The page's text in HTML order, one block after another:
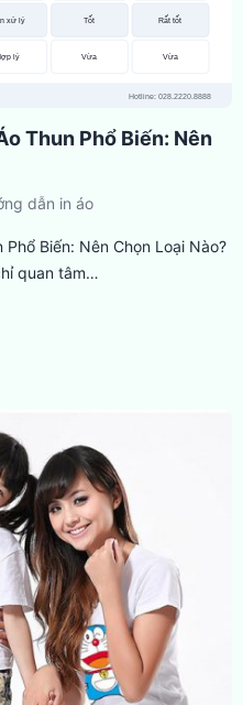
Thun Phổ Biến: Nên
dẫn in áo
Biến: Nên Chọn Loại Nào?
quan tâm…